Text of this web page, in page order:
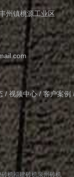
州镇桃源工业区
/ 视频中心/ 客户案例
砖机福建砖机泉州砖机